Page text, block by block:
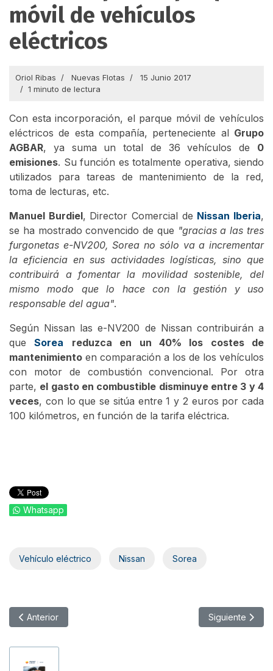
móvil de vehículos
eléctricos
Oriol Ribas Nuevas Flotas
15 Junio 2017
1 minuto de lectura
Con esta incorporación, el parque móvil de vehículos
eléctricos de esta compañía, perteneciente al Grupo
AGBAR, ya suma un total de 36 vehículos de 0
emisiones. Su función es totalmente operativa, siendo
utilizados para tareas de mantenimiento de la red,
toma de lecturas, etc.
Manuel Burdiel, Director Comercial de Nissan Iberia,
se ha mostrado convencido de que "gracias a las tres
furgonetas e-NV200, Sorea no sólo va a incrementar
la eficiencia en sus actividades logísticas, sino que
contribuirá a fomentar la movilidad sostenible, del
mismo modo que lo hace con la gestión y uso
responsable del agua".
Según Nissan las e-NV200 de Nissan contribuirán a
queSorea
reduzca en un 40% los costes de
mantenimiento en comparación a los de los vehículos
con motor de combustión convencional. Por otra
parte, el gasto en combustible disminuye entre 3 y 4
veces, con lo que se sitúa entre 1 y 2 euros por cada
100 kilómetros, en función de la tarifa eléctrica.
Whatsapp
Vehículo eléctrico Nissan Sorea
Artículo anterior: Motos eléctricas para el Ayuntamiento de
Anterior Artículo
Siguiente